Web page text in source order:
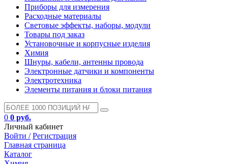
Приборы для измерения
Расходные материалы
Световые эффекты, наборы, модули
Товары под заказ
Установочные и корпусные изделия
Химия
Шнуры, кабели, антенны провода
Электронные датчики и компоненты
Электротехника
Элементы питания и блоки питания
0 0 руб.
Личный кабинет
Войти / Регистрация
Главная страница
Каталог